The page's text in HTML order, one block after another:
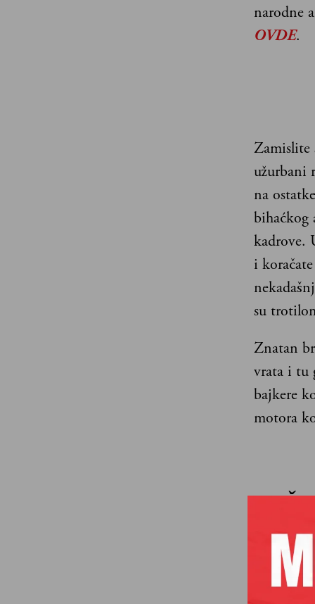
narodne
OVDE.
Zamislite
užurbani
na
bihaćkog
kadrove.
i
su
Znatan
vrata i tu
bajkere
motora